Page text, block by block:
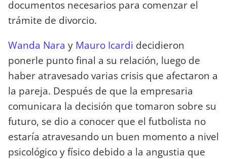
documentos necesarios para comenzar el
trámite de divorcio.
Wanda Nara y Mauro Icardi decidieron
ponerle punto final a su relación, luego de
haber atravesado varias crisis que afectaron a
la pareja. Después de que la empresaria
comunicara la decisión que tomaron sobre su
futuro, se dio a conocer que el futbolista no
estaría atravesando un buen momento a nivel
psicológico y físico debido a la angustia que